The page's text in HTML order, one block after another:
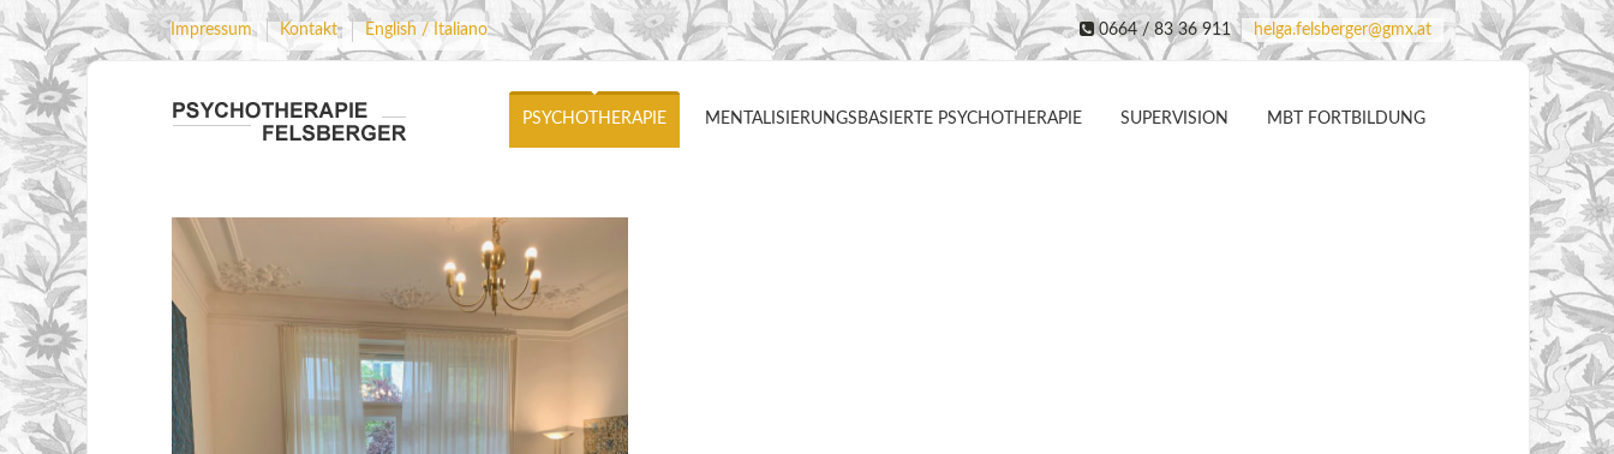
Impressum Kontakt English / Italiano 0664 / 83 36 911 helga.felsberger@gmx.at
PSYCHOTHERAPIE MENTALISIERUNGSBASIERTE PSYCHOTHERAPIE SUPERVISION MBT FORTBILDUNG